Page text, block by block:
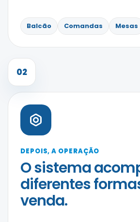
Balcão Comandas Mesas
02
DEPOIS, A OPERAÇÃO
O sistema
diferentes
venda.